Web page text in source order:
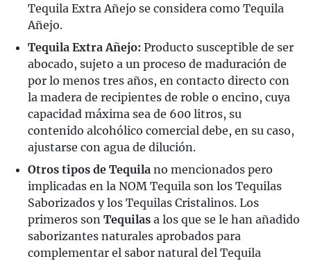
Tequila Extra Añejo se considera como Tequila
Añejo.
Tequila Extra Añejo: Producto susceptible de ser
abocado, sujeto a un proceso de maduración de
por lo menos tres años, en contacto directo con
la madera de recipientes de roble o encino, cuya
capacidad máxima sea de 600 litros, su
contenido alcohólico comercial debe, en su caso,
ajustarse con agua de dilución.
Otros tipos de Tequila no mencionados pero
implicadas en la NOM Tequila son los Tequilas
Saborizados y los Tequilas Cristalinos. Los
primeros son Tequilas a los que se le han añadido
saborizantes naturales aprobados para
complementar el sabor natural del Tequila